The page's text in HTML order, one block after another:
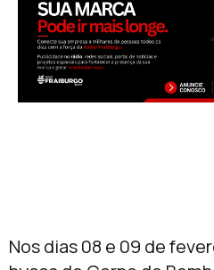
Nos dias 08 e 09 de